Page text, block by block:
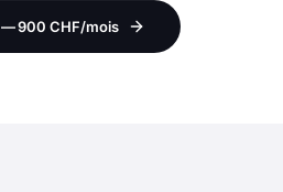
900 CHF/mois